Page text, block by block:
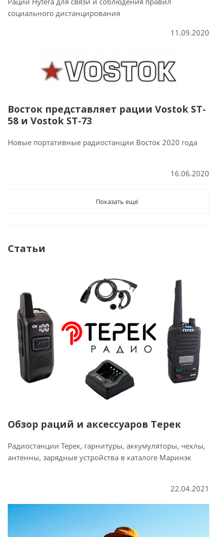
социального дистанцирования
11.09.2020
Восток представляет рации Vostok ST-
58 и Vostok ST-73
Новые портативные радиостанции Восток 2020 года
16.06.2020
Показать ещё
Статьи
Обзор раций и аксессуаров Терек
Радиостанции Терек, гарнитуры, аккумуляторы, чехлы,
антенны, зарядные устройства в каталоге Маринэк
22.04.2021